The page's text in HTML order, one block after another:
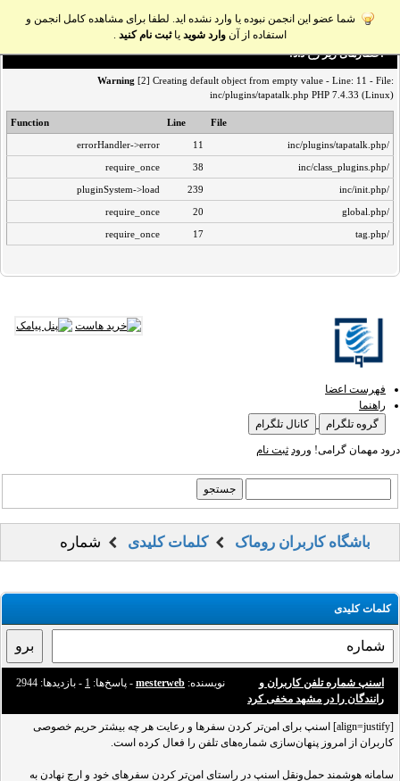
شما عضو این انجمن نبوده یا وارد نشده اید. لطفا برای مشاهده کامل انجمن و
استفاده از آن وارد شوید یاثبت نام کنید .
اخطار‌های زیر رخ داد:
Warning [2] Creating default object from empty value - Line: 11 - File:
inc/plugins/tapatalk.php PHP 7.4.33 (Linux)
File
Line
Function
/inc/plugins/tapatalk.php
11
errorHandler->error
/inc/class_plugins.php
38
require_once
/inc/init.php
239
pluginSystem->load
/global.php
20
require_once
/tag.php
17
require_once
فهرست اعضا
راهنما
گروه تلگرام
کانال تلگرام
درود مهمان گرامی! ورود ثبت نام
باشگاه کاربران روماک کلمات کلیدی شماره‌
کلمات کلیدی
نویسنده: mesterweb - پاسخ‌ها: 1 - بازدید‌ها: 2944
اسنپ شماره‌ تلفن کاربران و
رانندگان را در مشهد مخفی کرد
[align=justify] اسنپ برای امن‌تر کردن سفرها و رعایت هر چه بیشتر حریم خصوصی
کاربران از امروز پنهان‌سازی شماره‌های تلفن را فعال کرده است.
سامانه هوشمند حمل‌ونقل اسنپ در راستای امن‌تر کردن سفرهای خود و ارج نهادن به